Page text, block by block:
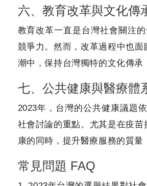
六、教育改革與文化傳
教育改革一直是台灣社會關注
競爭力。然而，改革過程中也
潮中，保持台灣獨特的文化傳承
七、公共健康與醫療體
2023年，台灣的公共健康議題
社會討論的重點。尤其是在疫
康的同時，提升醫療服務的質量
常見問題 FAQ